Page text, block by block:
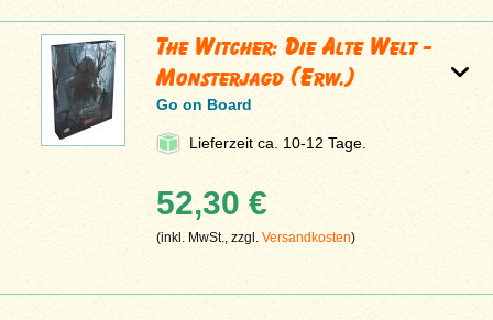
The Witcher: Die Alte Welt -
Monsterjagd (Erw.)
Go on Board
Lieferzeit ca. 10-12 Tage.
52,30 €
(inkl. MwSt., zzgl.Versandkosten)